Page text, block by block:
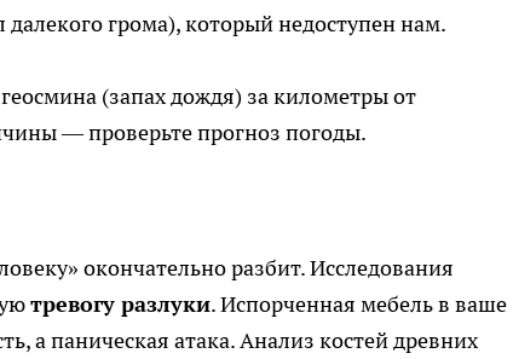
грома), который недоступен нам.
(запах дождя) за километры от
— проверьте прогноз погоды.
окончательно разбит. Исследования
тревогу разлуки. Испорченная мебель в ваше
а паническая атака. Анализ костей древних